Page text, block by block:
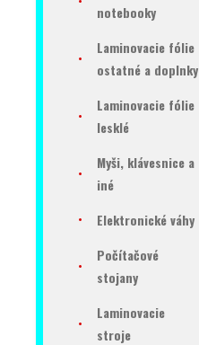
notebooky
Laminovacie fólie
ostatné a doplnky
Laminovacie fólie
lesklé
Myši, klávesnice a
iné
Elektronické váhy
Počítačové
stojany
Laminovacie
stroje